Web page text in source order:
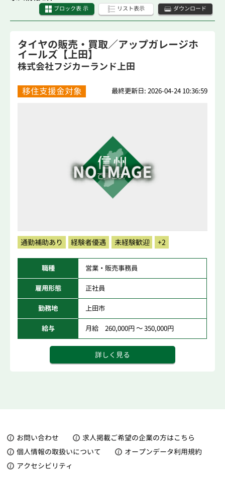
ブロック表 示 リスト表示 ダウンロード
タイヤの販売・買取／アップガレージホ
イールズ【上田】
株式会社フジカーランド上田
移住支援金対象 最終更新日: 2026-04-24 10:36:59
通勤補助あり 経験者優遇 未経験歓迎 +2
職種 営業・販売事務員
雇用形態 正社員
勤務地 上田市
給与 月給 260,000円 ～ 350,000円
詳しく見る
お問い合わせ
求人掲載ご希望の企業の方はこちら
個人情報の取扱いについて
オープンデータ利用規約
アクセシビリティ